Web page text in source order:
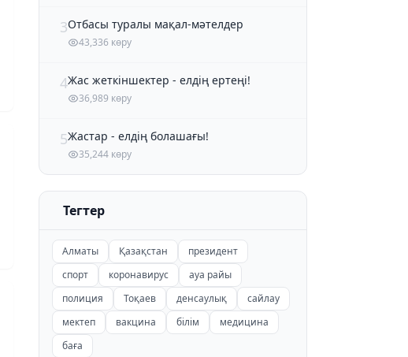
3Отбасы туралы мақал-мәтелдер
43,336 көру
4Жас жеткіншектер - елдің ертеңі!
36,989 көру
5Жастар - елдің болашағы!
35,244 көру
Тегтер
Алматы Қазақстан
президент
спорт
коронавирус
ауа райы
полиция
Тоқаев денсаулық
сайлау
мектеп
вакцина білім
медицина
баға